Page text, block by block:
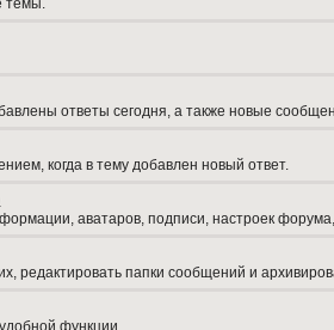
темы.
ответы сегодня, а также новые
когда в тему добавлен новый ответ.
аватаров, подписи, настроек
редактировать папки сообщений и
функции